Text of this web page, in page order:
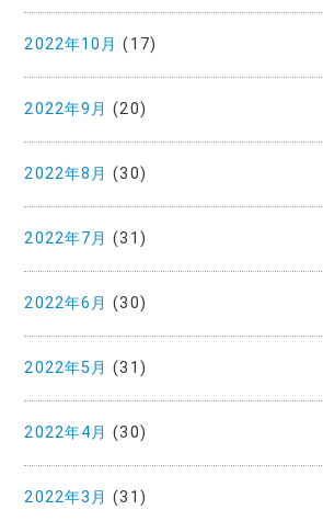
2022年10月 (17)
2022年9月 (20)
2022年8月 (30)
2022年7月 (31)
2022年6月 (30)
2022年5月 (31)
2022年4月 (30)
2022年3月 (31)